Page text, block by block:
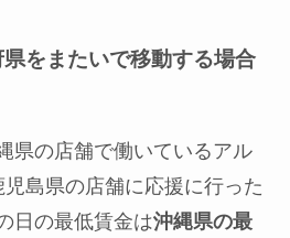
をまたいで移動する場合
県の店舗で働いているアル
島県の店舗に応援に行った
日の最低賃金は沖縄県の最